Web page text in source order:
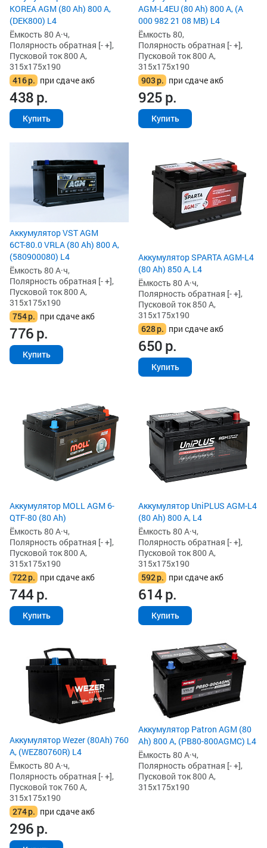
KOREA AGM (80 Ah) 800 А,
(DEK800) L4
Ёмкость 80 А·ч,
Полярность обратная [- +],
Пусковой ток 800 А,
315x175x190
416р. при сдаче акб
438р.
Купить
AGM-L4EU (80 Ah) 800 А, (A
000 982 21 08 MB) L4
Ёмкость 80,
Полярность обратная [- +],
Пусковой ток 800 А,
315x175x190
903р. при сдаче акб
925р.
Купить
Аккумулятор VST AGM
6СТ-80.0 VRLA (80 Ah) 800 А,
(580900080) L4
Ёмкость 80 А·ч,
Полярность обратная [- +],
Пусковой ток 800 А,
315x175x190
754р. при сдаче акб
776р.
Купить
Аккумулятор SPARTA AGM-L4
(80 Ah) 850 А, L4
Ёмкость 80 А·ч,
Полярность обратная [- +],
Пусковой ток 850 А,
315x175x190
628р. при сдаче акб
650р.
Купить
Аккумулятор MOLL AGM 6-
QTF-80 (80 Ah)
Ёмкость 80 А·ч,
Полярность обратная [- +],
Пусковой ток 800 А,
315x175x190
722р. при сдаче акб
744р.
Купить
Аккумулятор UniPLUS AGM-L4
(80 Ah) 800 А, L4
Ёмкость 80 А·ч,
Полярность обратная [- +],
Пусковой ток 800 А,
315x175x190
592р. при сдаче акб
614р.
Купить
Аккумулятор Wezer (80Ah) 760
А, (WEZ80760R) L4
Ёмкость 80 А·ч,
Полярность обратная [- +],
Пусковой ток 760 А,
315x175x190
274р. при сдаче акб
296р.
Аккумулятор Patron AGM (80
Ah) 800 А, (PB80-800AGMC) L4
Ёмкость 80 А·ч,
Полярность обратная [- +],
Пусковой ток 800 А,
315x175x190